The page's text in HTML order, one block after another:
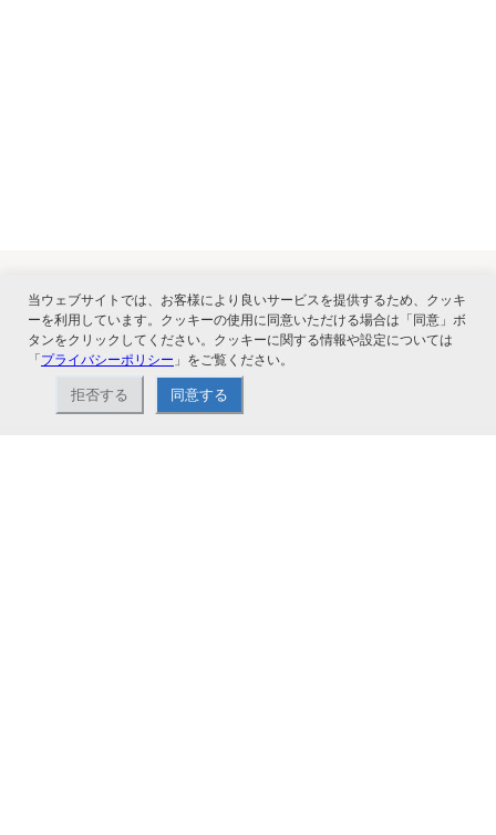
関連サービス
当ウェブサイトでは、お客様により良いサービスを提供するため、クッキ
ーを利用しています。クッキーの使用に同意いただける場合は「同意」ボ
タンをクリックしてください。クッキーに関する情報や設定については
「プライバシーポリシー 」をご覧ください。
拒否する 同意する